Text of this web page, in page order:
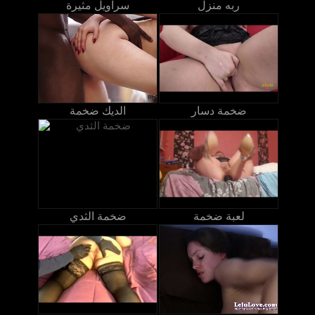
سراويل مثيرة ربه منزل
الديك ضخمة ضخمة دسار
ضخمة الثدي لعبة ضخمة